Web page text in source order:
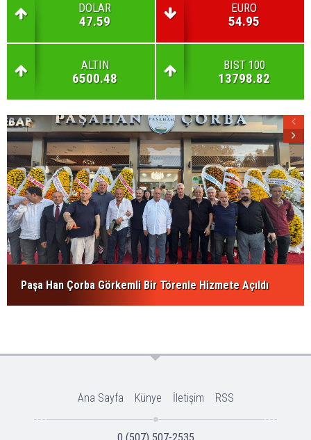
DOLAR
47.59
EURO
54.95
ALTIN
6500.48
BIST 100
13798.82
Paşa Han Çorba Görkemli Bir Törenle Hizmete Açıldı
Ana Sayfa Künye İletişim RSS